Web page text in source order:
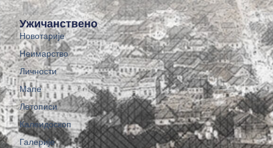
Ужичанствено
Новотарије
Неимарство
Личности
Мапе
Летописи
Калеидоскоп
Галерије